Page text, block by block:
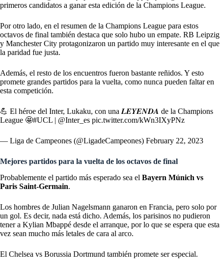
primeros candidatos a ganar esta edición de la Champions League.
Por otro lado, en el resumen de la Champions League para estos
octavos de final también destaca que solo hubo un empate. RB Leipzig
y Manchester City protagonizaron un partido muy interesante en el que
la paridad fue justa.
Además, el resto de los encuentros fueron bastante reñidos. Y esto
promete grandes partidos para la vuelta, como nunca pueden faltar en
esta competición.
💪 El héroe del Inter, Lukaku, con una 𝑳𝑬𝒀𝑬𝑵𝑫𝑨 de la Champions
League 🤩#UCL | @Inter_es pic.twitter.com/kWn3IXyPNz
— Liga de Campeones (@LigadeCampeones) February 22, 2023
Mejores partidos para la vuelta de los octavos de final
Probablemente el partido más esperado sea el Bayern Múnich vs
Paris Saint-Germain.
Los hombres de Julian Nagelsmann ganaron en Francia, pero solo por
un gol. Es decir, nada está dicho. Además, los parisinos no pudieron
tener a Kylian Mbappé desde el arranque, por lo que se espera que esta
vez sean mucho más letales de cara al arco.
El Chelsea vs Borussia Dortmund también promete ser especial.